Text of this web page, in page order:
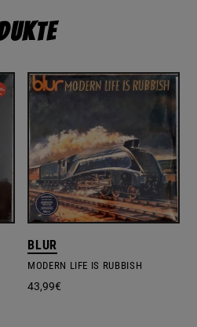
BLUR
MODERN LIFE IS RUBBISH
43,99€